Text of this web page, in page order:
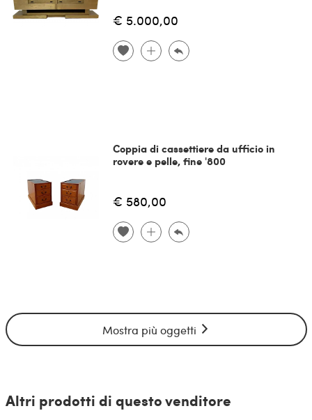
€ 5.000,00
Coppia di cassettiere da ufficio in
rovere e pelle, fine '800
€ 580,00
Mostra più oggetti
Altri prodotti di questo venditore